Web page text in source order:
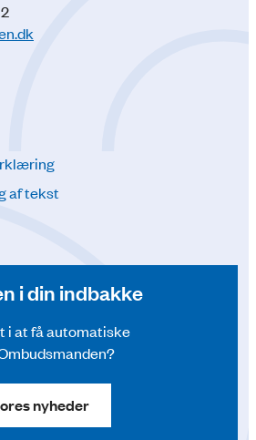
af tekst
i din indbakke
i at få automatiske
nyheder